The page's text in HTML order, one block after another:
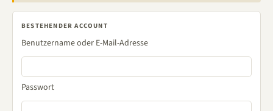
BESTEHENDER ACCOUNT
Benutzername oder E-Mail-Adresse
Passwort